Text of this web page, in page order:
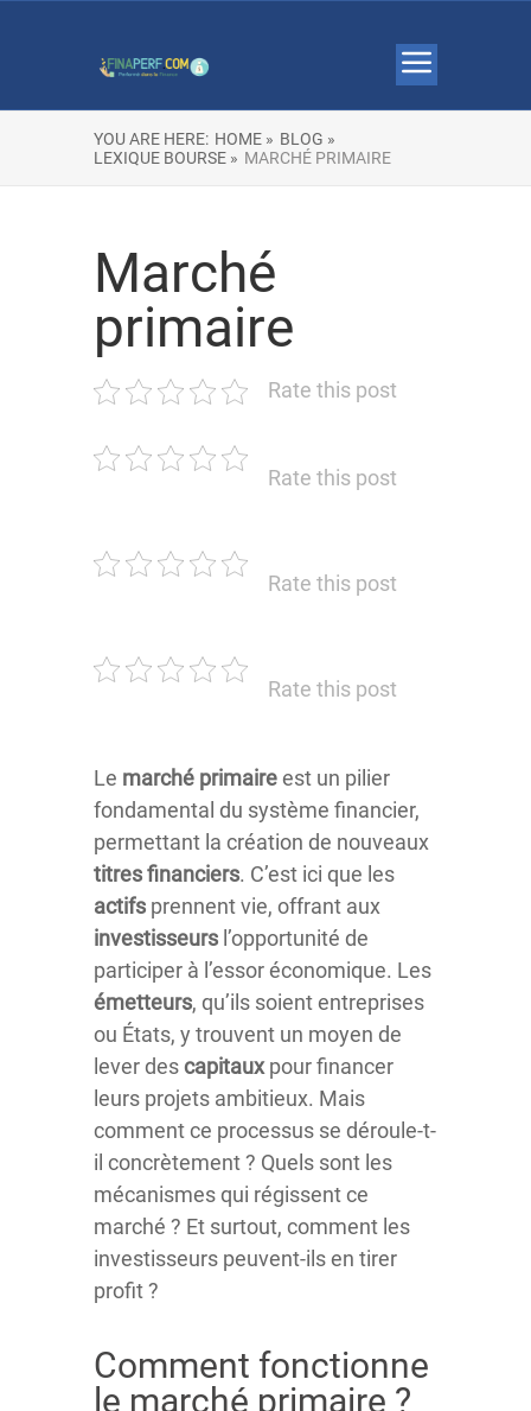
YOU ARE HERE: HOME » BLOG »
LEXIQUE BOURSE » MARCHÉ PRIMAIRE
Marché
primaire
Rate this post
Rate this post
Rate this post
Rate this post
Le marché primaireest un pilier
fondamental du système financier,
permettant la création de nouveaux
titresfinanciers. C’est ici que les
actifs prennent vie, offrant aux
investisseurs l’opportunité de
participer à l’essor économique. Les
émetteurs, qu’ils soient entreprises
ou États, y trouvent un moyen de
lever descapitauxpour financer
leurs projets ambitieux. Mais
comment ce processus se déroule-t-
il concrètement ? Quels sont les
mécanismes qui régissent ce
marché ? Et surtout, comment les
investisseurs peuvent-ils en tirer
profit ?
Comment fonctionne
le marché primaire ?